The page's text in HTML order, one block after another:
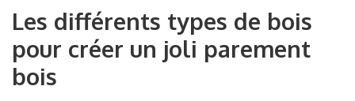
Les différents types de bois
pour créer un joli parement
bois